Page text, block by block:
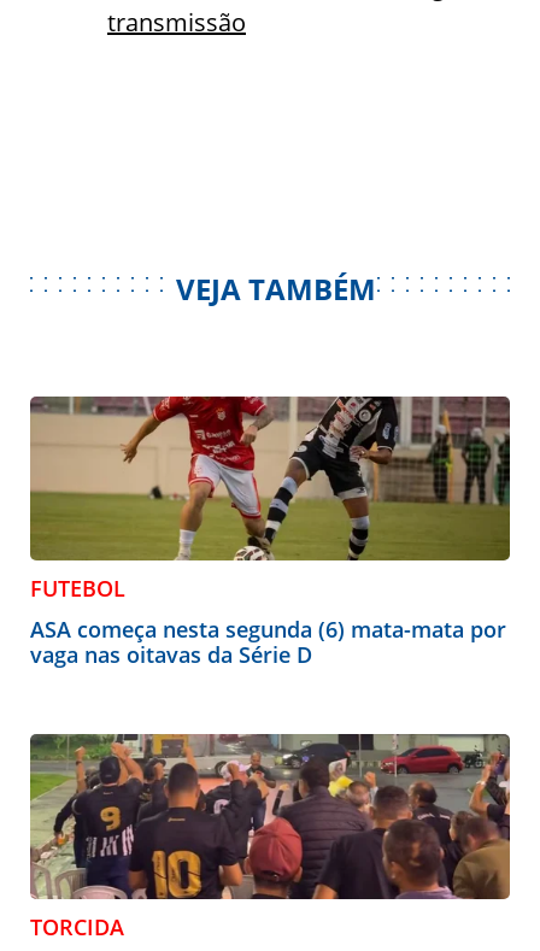
transmissão
VEJA TAMBÉM
FUTEBOL
ASA começa nesta segunda (6) mata-mata por
vaga nas oitavas da Série D
TORCIDA